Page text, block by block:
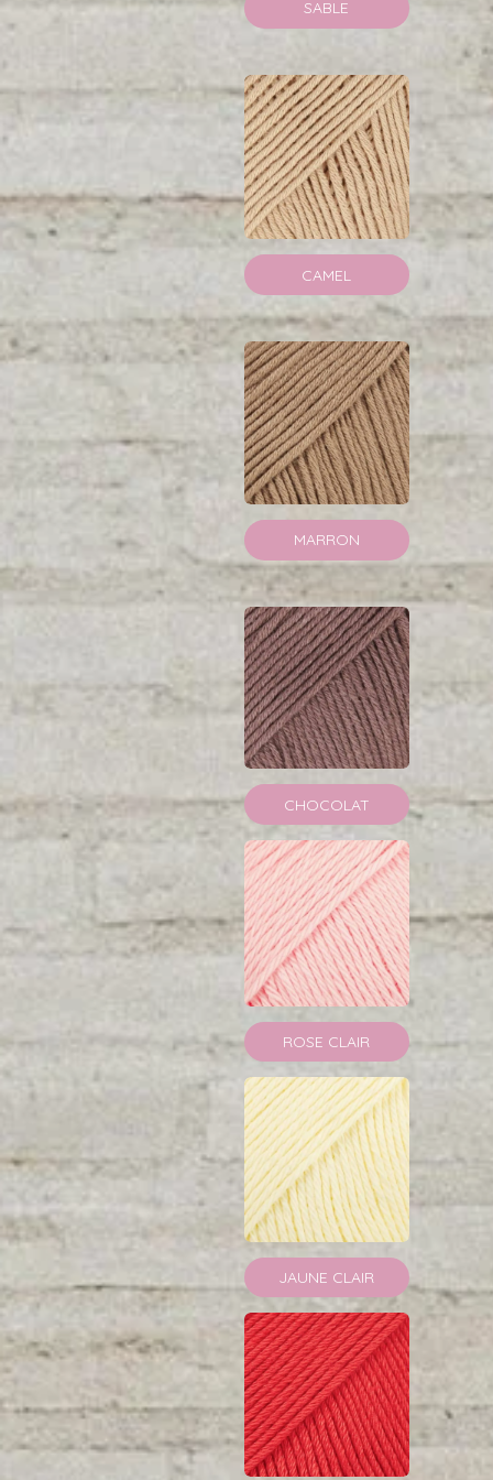
SABLE
CAMEL
MARRON
CHOCOLAT
ROSE CLAIR
JAUNE CLAIR